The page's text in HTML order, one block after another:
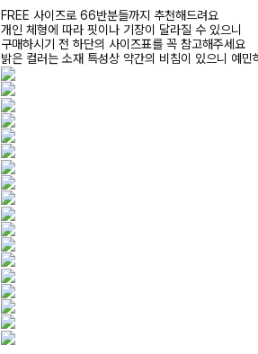
FREE 사이즈로 66반분들까지 추천해드려요
개인 체형에 따라 핏이나 기장이 달라질 수 있으니
구매하시기 전 하단의 사이즈표를 꼭 참고해주세요
밝은 컬러는 소재 특성상 약간의 비침이 있으니 예